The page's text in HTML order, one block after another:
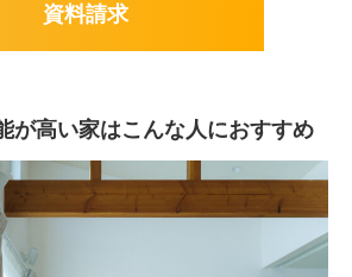
資料請求
が高い家はこんな人におすすめ